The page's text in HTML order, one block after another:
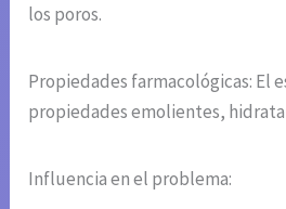
los poros.
Propiedades farmacológicas: El
propiedades emolientes,
Influencia en el problema: